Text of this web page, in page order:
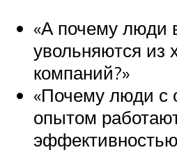
«А почему люди
увольняются из
компаний?»
«Почему люди с
опытом